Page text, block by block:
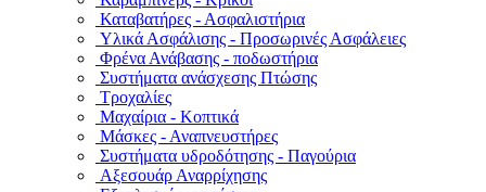
Καταβατήρες - Ασφαλιστήρια
Υλικά Ασφάλισης - Προσωρινές Ασφάλειες
Φρένα Ανάβασης - ποδωστήρια
Συστήματα ανάσχεσης Πτώσης
Τροχαλίες
Μαχαίρια - Κοπτικά
Μάσκες - Αναπνευστήρες
Συστήματα υδροδότησης - Παγούρια
Αξεσουάρ Αναρρίχησης